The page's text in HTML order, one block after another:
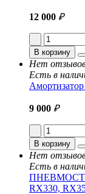
12 000 ₽
В корзину
Нет
Есть в
9 000 ₽
В корзину
Нет
Есть в
RX330,